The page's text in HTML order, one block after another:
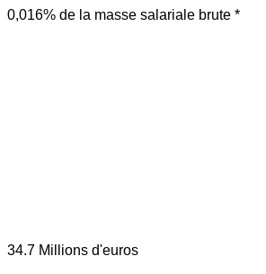
0,016% de la masse salariale brute *
34.7 Millions d'euros